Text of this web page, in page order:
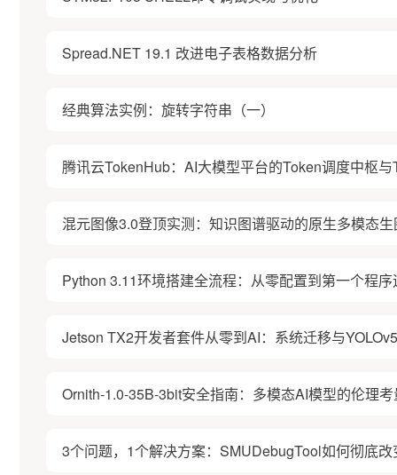
Spread.NET 19.1 改进电子表格数据分析
经典算法实例：旋转字符串（一）
腾讯云TokenHub：AI大模型平台的Token调度中枢
混元图像3.0登顶实测：知识图谱驱动的原生多模态
Python 3.11环境搭建全流程：从零配置到第一个程序
Jetson TX2开发者套件从零到AI：系统迁移与
Ornith-1.0-35B-3bit安全指南：多模态AI模型的伦理
3个问题，1个解决方案：SMUDebugTool如何彻底